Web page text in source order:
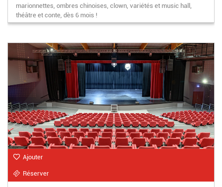
marionnettes, ombres chinoises, clown, variétés et music hall,
théâtre et conte, dès 6 mois !
Ajouter
Réserver